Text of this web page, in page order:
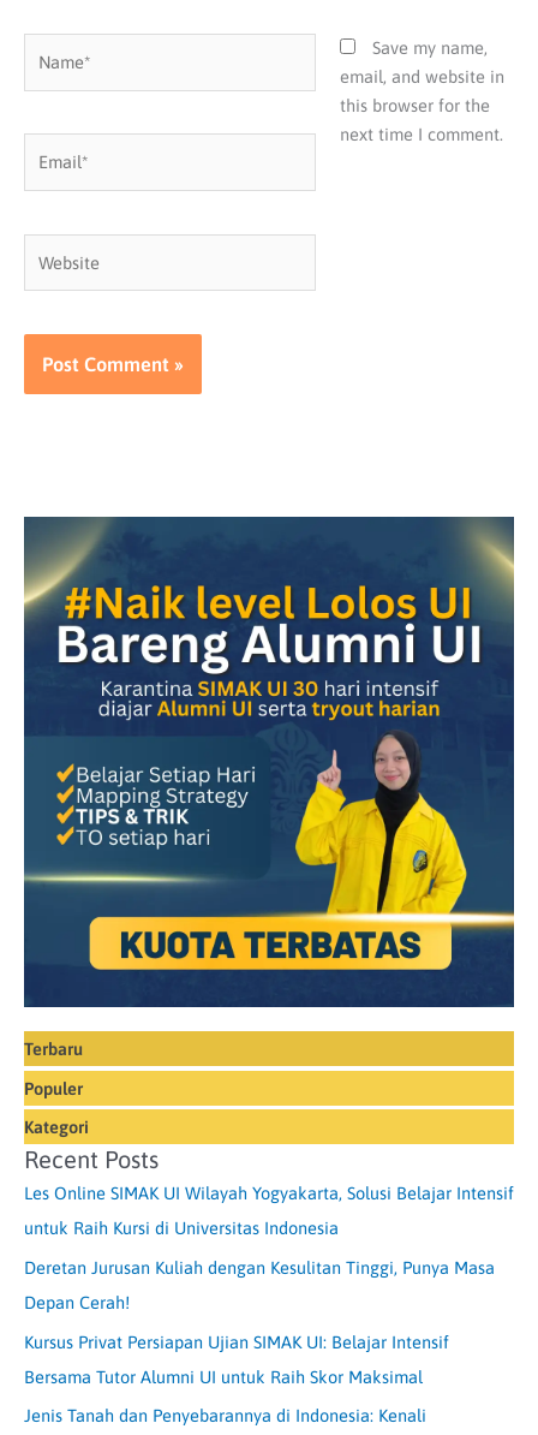
Save my name,
email, and website in
this browser for the
next time I comment.
Terbaru
Populer
Kategori
Recent Posts
Les Online SIMAK UI Wilayah Yogyakarta, Solusi Belajar Intensif
untuk Raih Kursi di Universitas Indonesia
Deretan Jurusan Kuliah dengan Kesulitan Tinggi, Punya Masa
Depan Cerah!
Kursus Privat Persiapan Ujian SIMAK UI: Belajar Intensif
Bersama Tutor Alumni UI untuk Raih Skor Maksimal
Jenis Tanah dan Penyebarannya di Indonesia: Kenali